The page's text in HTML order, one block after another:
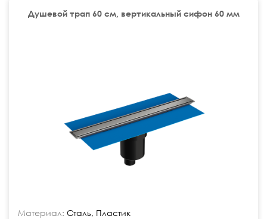
Душевой трап 60 см, вертикальный сифон 60 мм
Материал: Сталь, Пластик